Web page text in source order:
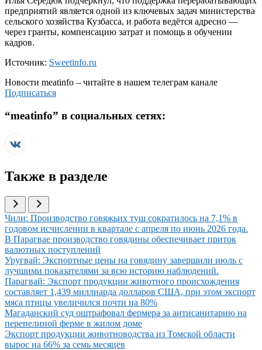
предприятий является одной из ключевых задач министерства
сельского хозяйства Кузбасса, и работа ведётся адресно —
через гранты, компенсацию затрат и помощь в обучении
кадров.
Источник: Sweetinfo.ru
Новости meatinfo – читайте в нашем телеграм канале
Подписаться
“meatinfo” в социальных сетях:
Также в разделе
Иллюстрация новости
Чили: Производство говяжьих туш сократилось на 7,1% в
годовом исчислении в квартале с апреля по июнь 2026 года.
Иллюстрация новости
В Парагвае производство говядины обеспечивает приток
валютных поступлений
Иллюстрация новости
Уругвай: Экспортные цены на говядину завершили июль с
лучшими показателями за всю историю наблюдений.
Иллюстрация новости
Парагвай: Экспорт продукции животного происхождения
составляет 1,439 миллиарда долларов США, при этом экспорт
мяса птицы увеличился почти на 80%
Иллюстрация новости
Магаданский суд оштрафовал фермера за антисанитарию на
перепелиной ферме в жилом доме
Иллюстрация новости
Экспорт продукции животноводства из Томской области
вырос на 66% за семь месяцев